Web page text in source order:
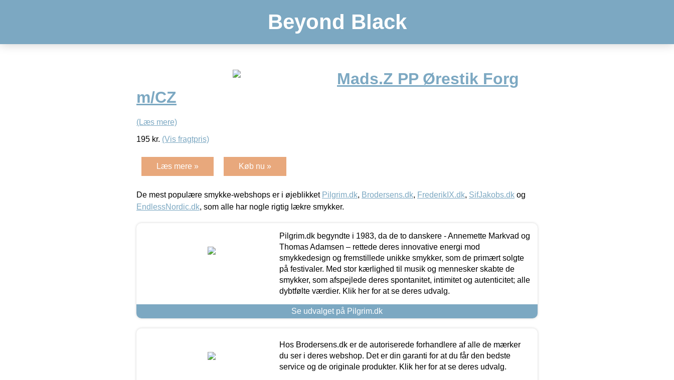
Beyond Black
Mads.Z PP Ørestik Forg
m/CZ
(Læs mere)
195 kr. (Vis fragtpris)
Læs mere » Køb nu »
De mest populære smykke-webshops er i øjeblikket Pilgrim.dk, Brodersens.dk, FrederikIX.dk, SifJakobs.dk og
EndlessNordic.dk, som alle har nogle rigtig lækre smykker.
Pilgrim.dk begyndte i 1983, da de to danskere - Annemette Markvad og
Thomas Adamsen – rettede deres innovative energi mod
smykkedesign og fremstillede unikke smykker, som de primært solgte
på festivaler. Med stor kærlighed til musik og mennesker skabte de
smykker, som afspejlede deres spontanitet, intimitet og autenticitet; alle
dybtfølte værdier. Klik her for at se deres udvalg.
Se udvalget på Pilgrim.dk
Hos Brodersens.dk er de autoriserede forhandlere af alle de mærker
du ser i deres webshop. Det er din garanti for at du får den bedste
service og de originale produkter. Klik her for at se deres udvalg.